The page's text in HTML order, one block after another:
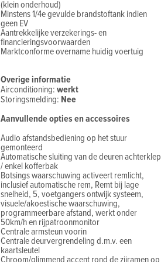
(klein onderhoud)
Minstens 1/4e gevulde brandstoftank indien
geen EV
Aantrekkelijke verzekerings- en
financieringsvoorwaarden
Marktconforme overname huidig voertuig
Overige informatie
Airconditioning:werkt
Storingsmelding: Nee
Aanvullende opties en accessoires
Audio afstandsbediening op het stuur
gemonteerd
Automatische sluiting van de deuren achterklep
/ enkel kofferbak
Botsings waarschuwing activeert remlicht,
inclusief automatische rem, Remt bij lage
snelheid, 5, voetgangers ontwijk systeem,
visuele/akoestische waarschuwing,
programmeerbare afstand, werkt onder
50km/h en rijpatroonmonitor
Centrale armsteun voorin
Centrale deurvergrendeling d.m.v. een
kaartsleutel
Chroom/glimmend accent rond de zijramen op